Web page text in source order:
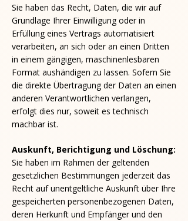
Sie haben das Recht, Daten, die wir auf
Grundlage Ihrer Einwilligung oder in
Erfüllung eines Vertrags automatisiert
verarbeiten, an sich oder an einen Dritten
in einem gängigen, maschinenlesbaren
Format aushändigen zu lassen. Sofern Sie
die direkte Übertragung der Daten an einen
anderen Verantwortlichen verlangen,
erfolgt dies nur, soweit es technisch
machbar ist.
Auskunft, Berichtigung und Löschung:
Sie haben im Rahmen der geltenden
gesetzlichen Bestimmungen jederzeit das
Recht auf unentgeltliche Auskunft über Ihre
gespeicherten personenbezogenen Daten,
deren Herkunft und Empfänger und den